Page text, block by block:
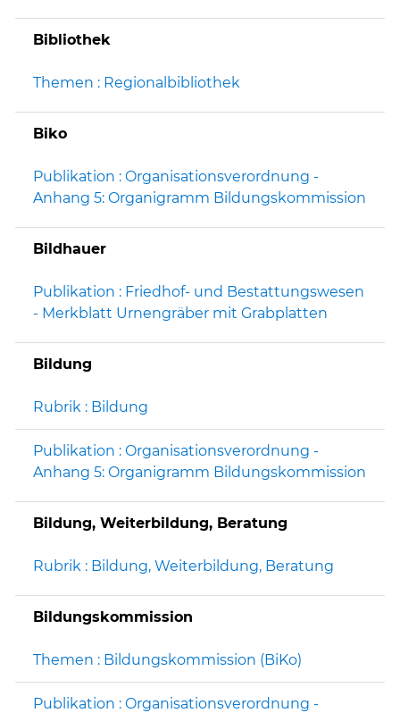
Bibliothek
Themen : Regionalbibliothek
Biko
Publikation : Organisationsverordnung -
Anhang 5: Organigramm Bildungskommission
Bildhauer
Publikation : Friedhof- und Bestattungswesen
- Merkblatt Urnengräber mit Grabplatten
Bildung
Rubrik : Bildung
Publikation : Organisationsverordnung -
Anhang 5: Organigramm Bildungskommission
Bildung, Weiterbildung, Beratung
Rubrik : Bildung, Weiterbildung, Beratung
Bildungskommission
Themen : Bildungskommission (BiKo)
Publikation : Organisationsverordnung -